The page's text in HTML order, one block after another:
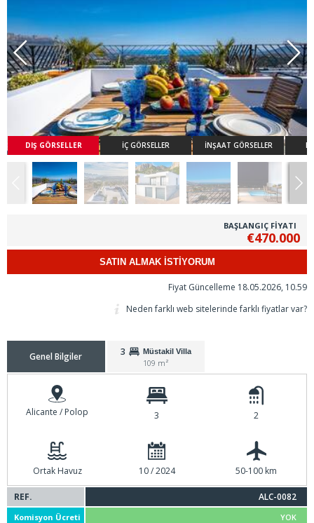
DIŞ GÖRSELLER İÇ GÖRSELLER İNŞAAT GÖRSELLER
BAŞLANGIÇ FİYATI
€470.000
SATIN ALMAK İSTİYORUM
Fiyat Güncelleme 18.05.2026, 10.59
Neden farklı web sitelerinde farklı fiyatlar var?
Genel Bilgiler 3 Müstakil Villa
109 m²
Alicante / Polop 3 2
Ortak Havuz 10 / 2024 50-100 km
REF. ALC-0082
Komisyon Ücreti YOK